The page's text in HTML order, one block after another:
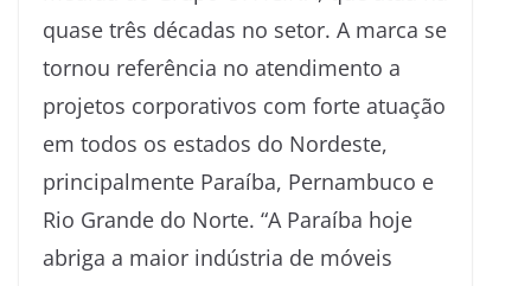
quase três décadas no setor. A marca se
tornou referência no atendimento a
projetos corporativos com forte atuação
em todos os estados do Nordeste,
principalmente Paraíba, Pernambuco e
Rio Grande do Norte. “A Paraíba hoje
abriga a maior indústria de móveis